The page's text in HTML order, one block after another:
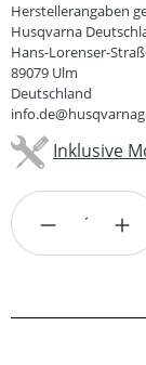
Herstellerangaben
Husqvarna
Hans-Lorenser-
89079 Ulm
Deutschland
Inklusive
Produkt